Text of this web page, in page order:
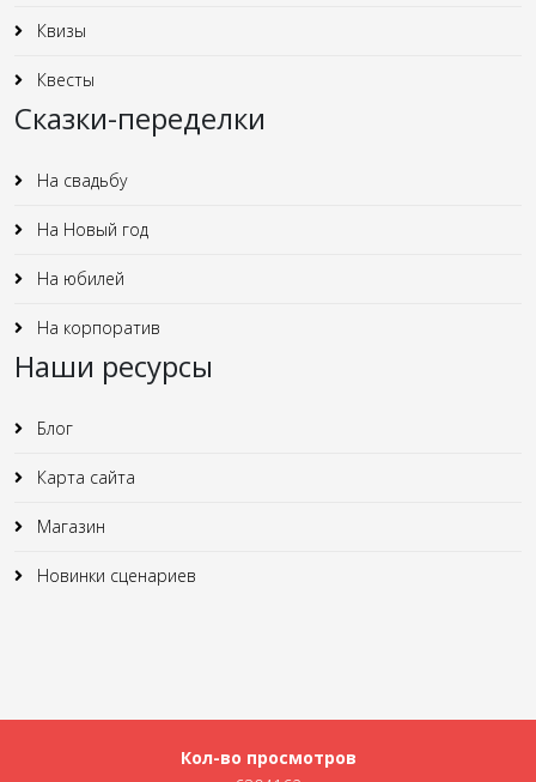
Квизы
Квесты
Сказки-переделки
На свадьбу
На Новый год
На юбилей
На корпоратив
Наши ресурсы
Блог
Карта сайта
Магазин
Новинки сценариев
Кол-во просмотров